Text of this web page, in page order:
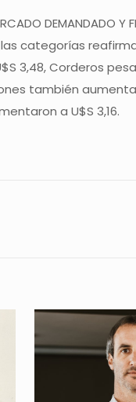
DEMANDADO Y
las categorías
3,48, Corderos
también
a U$S 3,16.